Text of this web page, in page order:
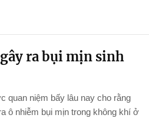
ra bụi mịn sinh
quan niệm bấy lâu nay cho rằng
ô nhiễm bụi mịn trong không khí ở